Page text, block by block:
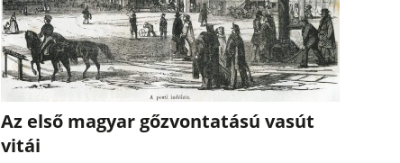
Az első magyar gőzvontatású vasút
vitái